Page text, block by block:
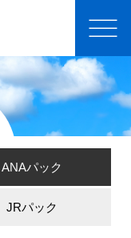
ANAパック
JRパック